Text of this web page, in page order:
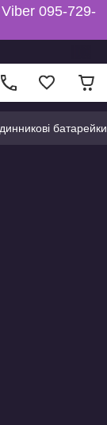
095-729-
батарейки